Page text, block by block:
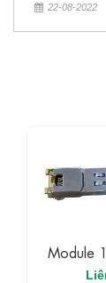
22-08-2022
Module